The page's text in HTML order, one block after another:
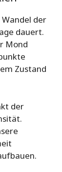
der
dauert.
Mond
Zustand
der